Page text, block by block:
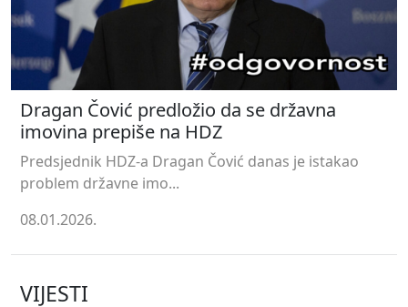
Dragan Čović predložio da se državna
imovina prepiše na HDZ
Predsjednik HDZ-a Dragan Čović danas je istakao
problem državne imo...
08.01.2026.
VIJESTI